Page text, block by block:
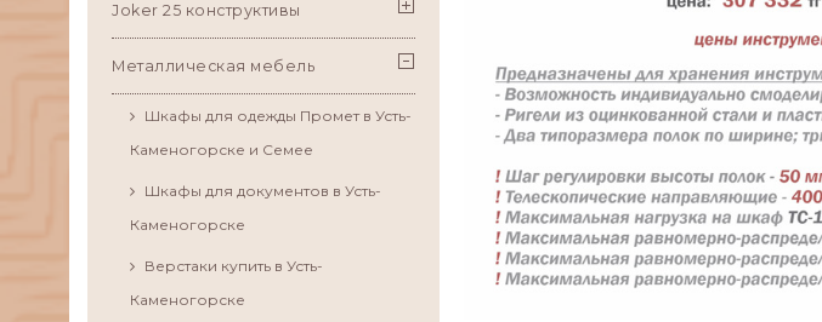
Joker 25 конструктивы
Металлическая мебель
Шкафы для одежды Промет в Усть-
Каменогорске и Семее
Шкафы для документов в Усть-
Каменогорске
Верстаки купить в Усть-
Каменогорске